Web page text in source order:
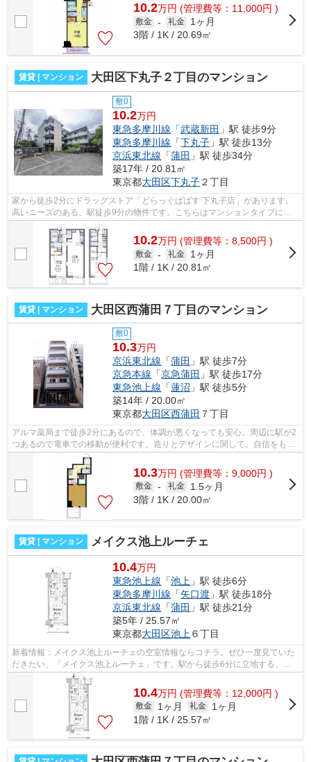
10.2万円 (管理費等：11,000円 )
敷金 - 礼金
1ヶ月
3階 / 1K / 20.69㎡
賃貸 | マンション 大田区下丸子２丁目のマンション
敷0
10.2万円
東急多摩川線 「武蔵新田 」駅 徒歩9分
東急多摩川線 「下丸子 」駅 徒歩13分
京浜東北線 「蒲田 」駅 徒歩34分
築17年 / 20.81㎡
東京都大田区下丸子２丁目
家から徒歩2分にドラッグストア「どらっぐぱぱす 下丸子店」があります。
高いニーズのある、駅徒歩9分の物件です。こちらはマンションタイプにな
ります。2駅利用できる場所にあり、行...
10.2万円 (管理費等：8,500円 )
敷金 - 礼金
1ヶ月
1階 / 1K / 20.81㎡
賃貸 | マンション 大田区西蒲田７丁目のマンション
敷0
10.3万円
京浜東北線 「蒲田 」駅 徒歩7分
京急本線 「京急蒲田 」駅 徒歩17分
東急池上線 「蓮沼 」駅 徒歩5分
築14年 / 20.00㎡
東京都大田区西蒲田 ７丁目
アルマ薬局まで徒歩2分にあるので、体調が悪くなっても安心。周辺に駅が2
つあるので電車での移動が便利です。造りとデザインに関して、自信をもっ
て情報を提供できるマンションです。...
10.3万円 (管理費等：9,000円 )
敷金 - 礼金
1.5ヶ月
3階 / 1K / 20.00㎡
賃貸 | マンション メイクス池上ルーチェ
10.4万円
東急池上線 「池上 」駅 徒歩6分
東急多摩川線 「矢口渡 」駅 徒歩18分
京浜東北線 「蒲田 」駅 徒歩21分
築5年 / 25.57㎡
東京都大田区池上６丁目
新着情報：メイクス池上ルーチェの空室情報ならコチラ。ぜひ一度見ていた
だきたい、「メイクス池上ルーチェ」です。駅から徒歩6分に立地する、魅
力的な駅近物件です。物件の近くに駅が...
10.4万円 (管理費等：12,000円 )
敷金 1ヶ月 礼金
1ヶ月
1階 / 1K / 25.57㎡